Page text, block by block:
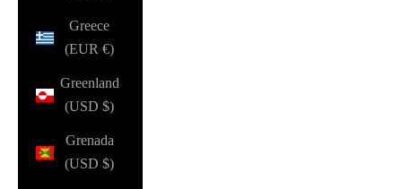
Greece
(EUR €)
Greenland
(USD $)
Grenada
(USD $)